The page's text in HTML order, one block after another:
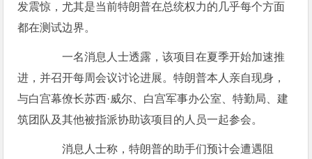
发震惊，尤其是当前特朗普在总统权力的几乎每个方面
都在测试边界。
一名消息人士透露，该项目在夏季开始加速推
进，并召开每周会议讨论进展。特朗普本人亲自现身，
与白宫幕僚长苏西·威尔、白宫军事办公室、特勤局、建
筑团队及其他被指派协助该项目的人员一起参会。
消息人士称，特朗普的助手们预计会遭遇阻